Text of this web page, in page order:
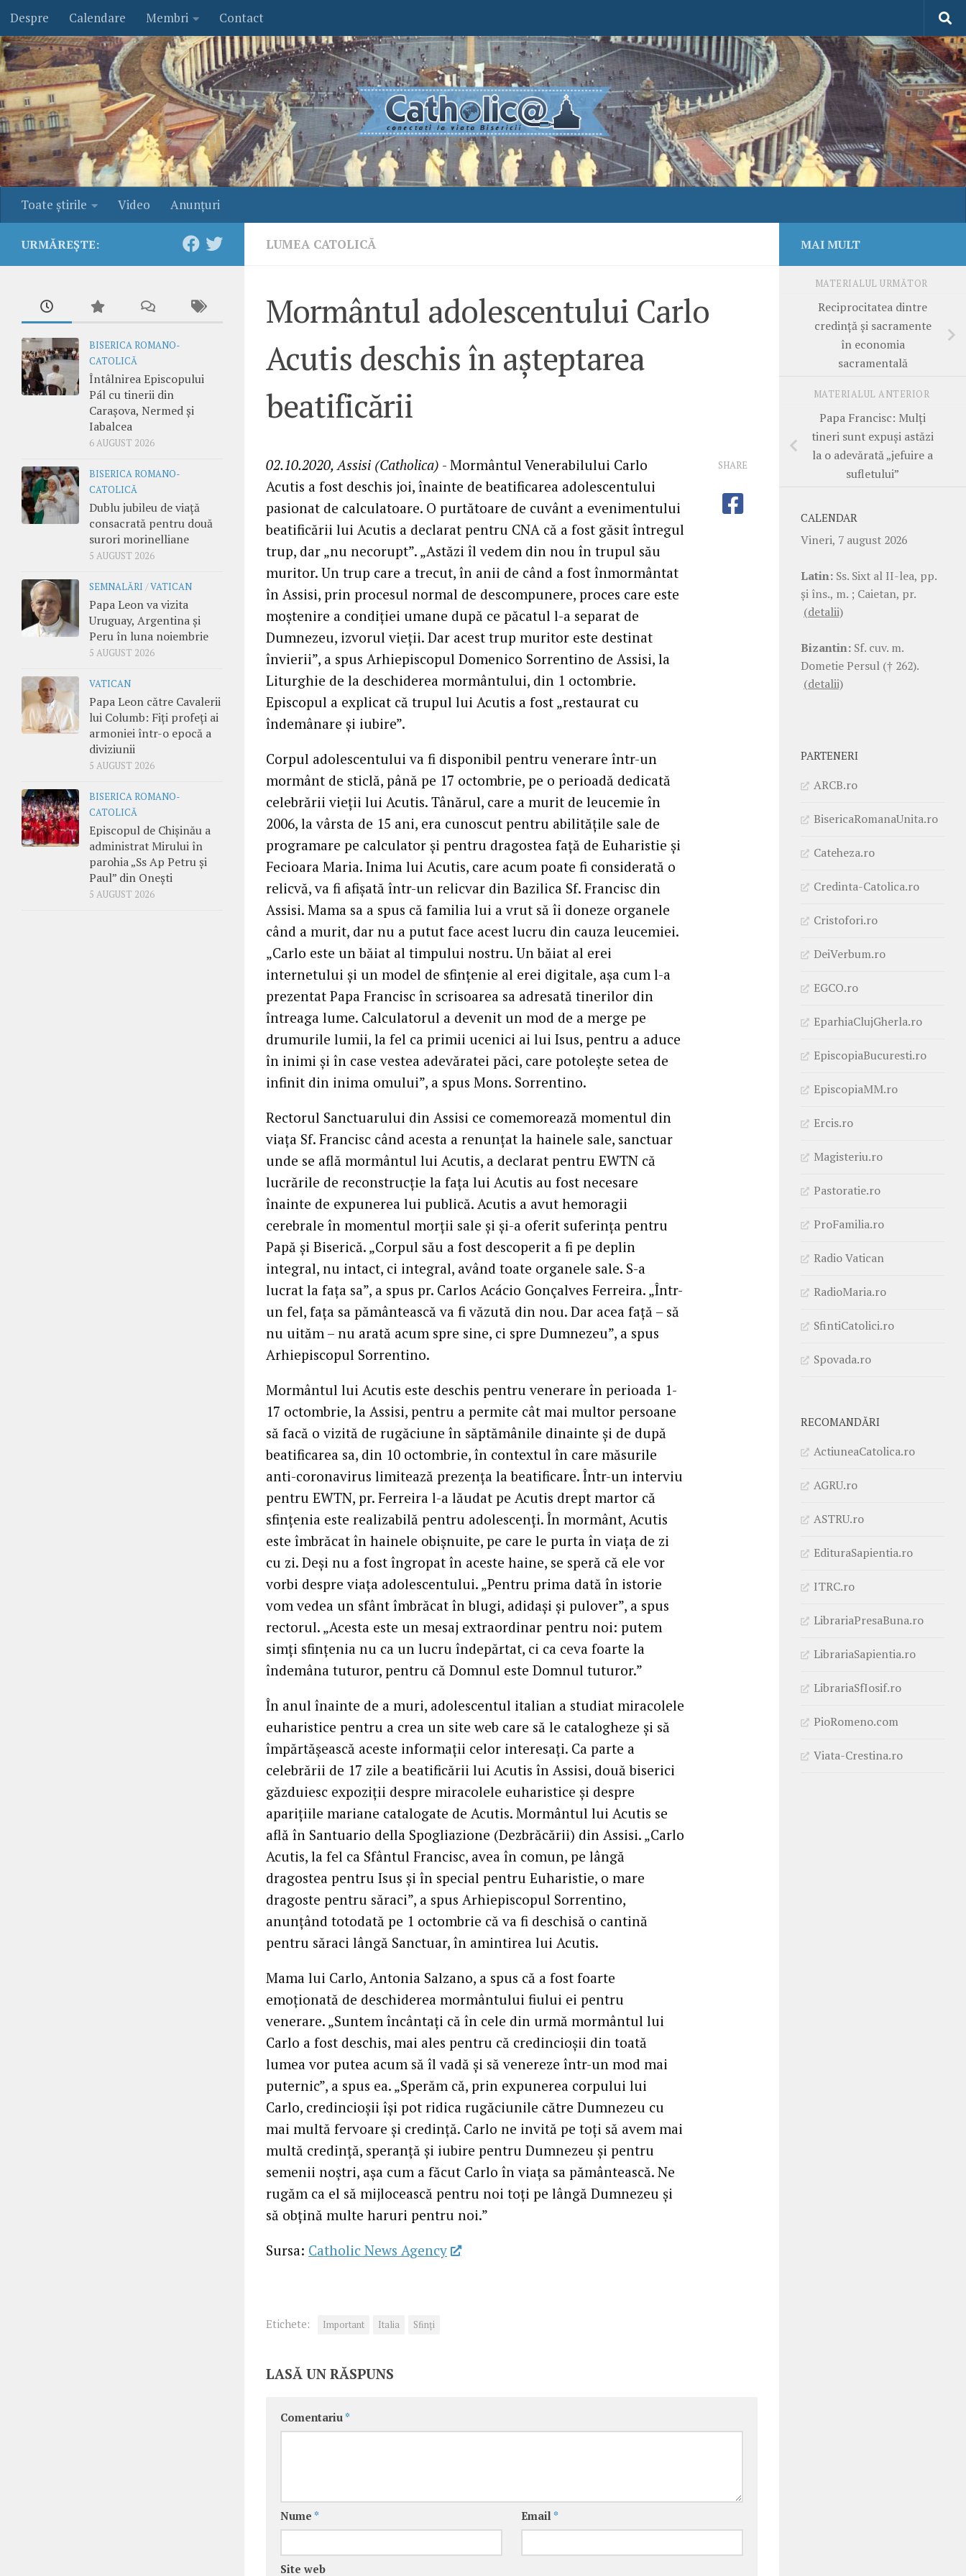
Skip to content
Despre Calendare Membri Contact
Toate ştirile Video Anunţuri
LUMEA CATOLICĂ
Mormântul adolescentului Carlo
Acutis deschis în așteptarea
beatificării
02.10.2020, Assisi (Catholica) - Mormântul Venerabilului Carlo
Acutis a fost deschis joi, înainte de beatificarea adolescentului
pasionat de calculatoare. O purtătoare de cuvânt a evenimentului
beatificării lui Acutis a declarat pentru CNA că a fost găsit întregul
trup, dar „nu necorupt”. „Astăzi îl vedem din nou în trupul său
muritor. Un trup care a trecut, în anii de când a fost înmormântat
în Assisi, prin procesul normal de descompunere, proces care este
moștenire a condiției umane după ce păcatul l-a separat de
Dumnezeu, izvorul vieții. Dar acest trup muritor este destinat
învierii”, a spus Arhiepiscopul Domenico Sorrentino de Assisi, la
Liturghie de la deschiderea mormântului, din 1 octombrie.
Episcopul a explicat că trupul lui Acutis a fost „restaurat cu
îndemânare și iubire”.
Corpul adolescentului va fi disponibil pentru venerare într-un
mormânt de sticlă, până pe 17 octombrie, pe o perioadă dedicată
celebrării vieții lui Acutis. Tânărul, care a murit de leucemie în
2006, la vârsta de 15 ani, era cunoscut pentru abilitățile sale de
programare pe calculator și pentru dragostea față de Euharistie și
Fecioara Maria. Inima lui Acutis, care acum poate fi considerată o
relicvă, va fi afișată într-un relicvar din Bazilica Sf. Francisc din
Assisi. Mama sa a spus că familia lui a vrut să îi doneze organele
când a murit, dar nu a putut face acest lucru din cauza leucemiei.
„Carlo este un băiat al timpului nostru. Un băiat al erei
internetului și un model de sfințenie al erei digitale, așa cum l-a
prezentat Papa Francisc în scrisoarea sa adresată tinerilor din
întreaga lume. Calculatorul a devenit un mod de a merge pe
drumurile lumii, la fel ca primii ucenici ai lui Isus, pentru a aduce
în inimi și în case vestea adevăratei păci, care potolește setea de
infinit din inima omului”, a spus Mons. Sorrentino.
Rectorul Sanctuarului din Assisi ce comemorează momentul din
viața Sf. Francisc când acesta a renunțat la hainele sale, sanctuar
unde se află mormântul lui Acutis, a declarat pentru EWTN că
lucrările de reconstrucție la fața lui Acutis au fost necesare
înainte de expunerea lui publică. Acutis a avut hemoragii
cerebrale în momentul morții sale și și-a oferit suferința pentru
Papă și Biserică. „Corpul său a fost descoperit a fi pe deplin
integral, nu intact, ci integral, având toate organele sale. S-a
lucrat la fața sa”, a spus pr. Carlos Acácio Gonçalves Ferreira. „Într-
un fel, fața sa pământească va fi văzută din nou. Dar acea față – să
nu uităm – nu arată acum spre sine, ci spre Dumnezeu”, a spus
Arhiepiscopul Sorrentino.
Mormântul lui Acutis este deschis pentru venerare în perioada 1-
17 octombrie, la Assisi, pentru a permite cât mai multor persoane
să facă o vizită de rugăciune în săptămânile dinainte și de după
beatificarea sa, din 10 octombrie, în contextul în care măsurile
anti-coronavirus limitează prezența la beatificare. Într-un interviu
pentru EWTN, pr. Ferreira l-a lăudat pe Acutis drept martor că
sfințenia este realizabilă pentru adolescenți. În mormânt, Acutis
este îmbrăcat în hainele obișnuite, pe care le purta în viața de zi
cu zi. Deși nu a fost îngropat în aceste haine, se speră că ele vor
vorbi despre viața adolescentului. „Pentru prima dată în istorie
vom vedea un sfânt îmbrăcat în blugi, adidași și pulover”, a spus
rectorul. „Acesta este un mesaj extraordinar pentru noi: putem
simți sfințenia nu ca un lucru îndepărtat, ci ca ceva foarte la
îndemâna tuturor, pentru că Domnul este Domnul tuturor.”
În anul înainte de a muri, adolescentul italian a studiat miracolele
euharistice pentru a crea un site web care să le catalogheze și să
împărtășească aceste informații celor interesați. Ca parte a
celebrării de 17 zile a beatificării lui Acutis în Assisi, două biserici
găzduiesc expoziții despre miracolele euharistice și despre
aparițiile mariane catalogate de Acutis. Mormântul lui Acutis se
află în Santuario della Spogliazione (Dezbrăcării) din Assisi. „Carlo
Acutis, la fel ca Sfântul Francisc, avea în comun, pe lângă
dragostea pentru Isus și în special pentru Euharistie, o mare
dragoste pentru săraci”, a spus Arhiepiscopul Sorrentino,
anunțând totodată pe 1 octombrie că va fi deschisă o cantină
pentru săraci lângă Sanctuar, în amintirea lui Acutis.
Mama lui Carlo, Antonia Salzano, a spus că a fost foarte
emoționată de deschiderea mormântului fiului ei pentru
venerare. „Suntem încântați că în cele din urmă mormântul lui
Carlo a fost deschis, mai ales pentru că credincioșii din toată
lumea vor putea acum să îl vadă și să venereze într-un mod mai
puternic”, a spus ea. „Sperăm că, prin expunerea corpului lui
Carlo, credincioșii își pot ridica rugăciunile către Dumnezeu cu
mai multă fervoare și credință. Carlo ne invită pe toți să avem mai
multă credință, speranță și iubire pentru Dumnezeu și pentru
semenii noștri, așa cum a făcut Carlo în viața sa pământească. Ne
rugăm ca el să mijlocească pentru noi toți pe lângă Dumnezeu și
să obțină multe haruri pentru noi.”
Sursa: Catholic News Agency
SHARE
Etichete: Important Italia Sfinţi
LASĂ UN RĂSPUNS
Comentariu *
Nume * Email *
Site web
URMĂREȘTE:
BISERICA ROMANO-
CATOLICĂ
Întâlnirea Episcopului
Pál cu tinerii din
Carașova, Nermed și
Iabalcea
6 AUGUST 2026
BISERICA ROMANO-
CATOLICĂ
Dublu jubileu de viață
consacrată pentru două
surori morinelliane
5 AUGUST 2026
SEMNALĂRI /VATICAN
Papa Leon va vizita
Uruguay, Argentina și
Peru în luna noiembrie
5 AUGUST 2026
VATICAN
Papa Leon către Cavalerii
lui Columb: Fiți profeți ai
armoniei într-o epocă a
diviziunii
5 AUGUST 2026
BISERICA ROMANO-
CATOLICĂ
Episcopul de Chișinău a
administrat Mirului în
parohia „Ss Ap Petru și
Paul” din Onești
5 AUGUST 2026
MAI MULT
MATERIALUL URMĂTOR
Reciprocitatea dintre
credință și sacramente
în economia
sacramentală
MATERIALUL ANTERIOR
Papa Francisc: Mulți
tineri sunt expuși astăzi
la o adevărată „jefuire a
sufletului”
CALENDAR
Vineri, 7 august 2026
Latin: Ss. Sixt al II-lea, pp.
şi îns., m. ; Caietan, pr.
(detalii)
Bizantin: Sf. cuv. m.
Dometie Persul († 262).
(detalii)
PARTENERI
ARCB.ro
BisericaRomanaUnita.ro
Cateheza.ro
Credinta-Catolica.ro
Cristofori.ro
DeiVerbum.ro
EGCO.ro
EparhiaClujGherla.ro
EpiscopiaBucuresti.ro
EpiscopiaMM.ro
Ercis.ro
Magisteriu.ro
Pastoratie.ro
ProFamilia.ro
Radio Vatican
RadioMaria.ro
SfintiCatolici.ro
Spovada.ro
RECOMANDĂRI
ActiuneaCatolica.ro
AGRU.ro
ASTRU.ro
EdituraSapientia.ro
ITRC.ro
LibrariaPresaBuna.ro
LibrariaSapientia.ro
LibrariaSfIosif.ro
PioRomeno.com
Viata-Crestina.ro